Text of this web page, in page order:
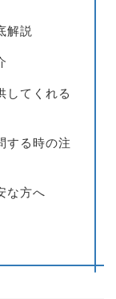
解説
してくれる
する時の注
な方へ